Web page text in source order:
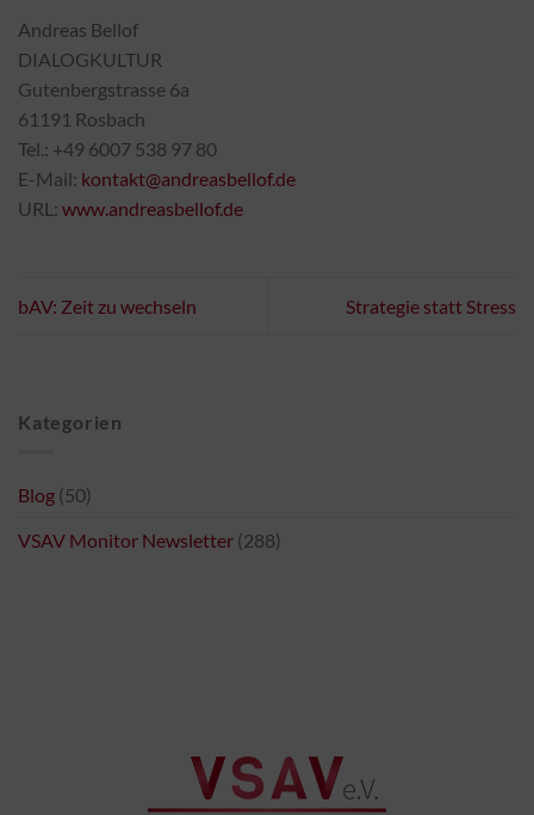
Andreas Bellof
DIALOGKULTUR
Gutenbergstrasse 6a
61191 Rosbach
Tel.: +49 6007 538 97 80
E-Mail: kontakt@andreasbellof.de
URL: www.andreasbellof.de
bAV: Zeit zu wechseln Strategie statt Stress
Kategorien
Blog (50)
VSAV Monitor Newsletter (288)